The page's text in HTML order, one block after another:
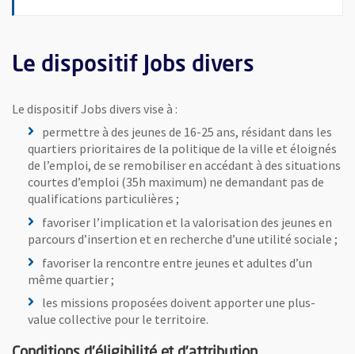
Le dispositif Jobs divers
Le dispositif Jobs divers vise à :
permettre à des jeunes de 16-25 ans, résidant dans les
quartiers prioritaires de la politique de la ville et éloignés
de l’emploi, de se remobiliser en accédant à des situations
courtes d’emploi (35h maximum) ne demandant pas de
qualifications particulières ;
favoriser l’implication et la valorisation des jeunes en
parcours d’insertion et en recherche d’une utilité sociale ;
favoriser la rencontre entre jeunes et adultes d’un
même quartier ;
les missions proposées doivent apporter une plus-
value collective pour le territoire.